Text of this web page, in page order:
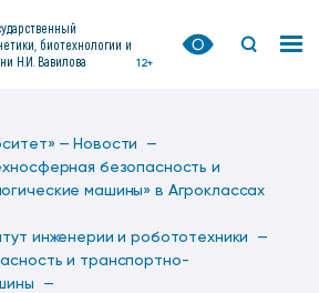
биотехнологии и
Н.И. Вавилова
12+
— Новости —
безопасность и
машины» в Агроклассах
инженерии и робототехники —
и транспортно-
—